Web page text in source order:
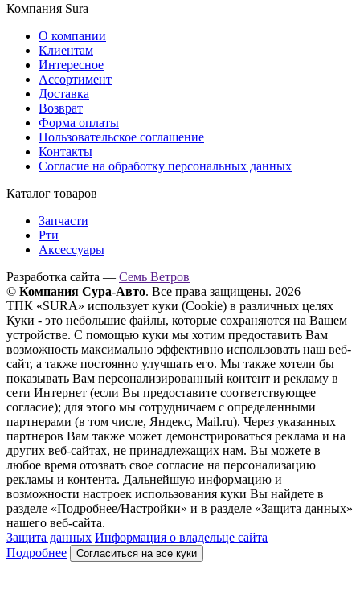
Компания Sura
О компании
Клиентам
Интересное
Ассортимент
Доставка
Возврат
Форма оплаты
Пользовательское соглашение
Контакты
Согласие на обработку персональных данных
Каталог товаров
Запчасти
Рти
Аксессуары
Разработка сайта — Семь Ветров
© Компания Сура-Авто. Все права защищены. 2026
ТПК «SURA» использует куки (Cookie) в различных целях
Куки - это небольшие файлы, которые сохраняются на Вашем
устройстве. С помощью куки мы хотим предоставить Вам
возможность максимально эффективно использовать наш веб-
сайт, а также постоянно улучшать его. Мы также хотели бы
показывать Вам персонализированный контент и рекламу в
сети Интернет (если Вы предоставите соответствующее
согласие); для этого мы сотрудничаем с определенными
партнерами (в том числе, Яндекс, Mail.ru). Через указанных
партнеров Вам также может демонстрироваться реклама и на
других веб-сайтах, не принадлежащих нам. Вы можете в
любое время отозвать свое согласие на персонализацию
рекламы и контента. Дальнейшую информацию и
возможности настроек использования куки Вы найдете в
разделе «Подробнее/Настройки» и в разделе «Защита данных»
нашего веб-сайта.
Защита данных Информация о владельце сайта
Подробнее
Согласиться на все куки